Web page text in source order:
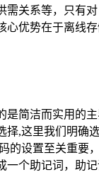
关系等，只有
心优势在于离线
是简洁而实用的
,这里我们明确
的设置至关重要
一个助记词，助